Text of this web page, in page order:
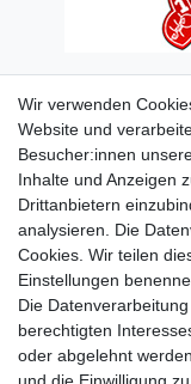
Wir verwenden
Website und
Besucher:innen
Inhalte und Anzeigen
Drittanbietern
analysieren. Die
Cookies. Wir teilen
Einstellungen
Die
berechtigten
oder abgelehnt